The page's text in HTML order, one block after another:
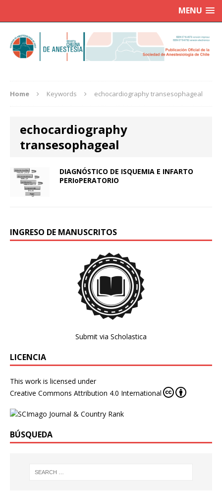
MENU
Home Keywords echocardiography transesophageal
echocardiography
transesophageal
DIAGNÓSTICO DE ISQUEMIA E INFARTO
PERIoPERATORIO
INGRESO DE MANUSCRITOS
Submit via Scholastica
LICENCIA
This work is licensed under
Creative Commons Attribution 4.0 International
BÚSQUEDA